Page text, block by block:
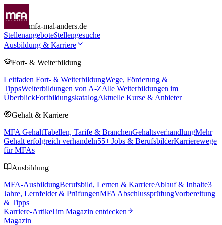
mfa-mal-anders.de
StellenangeboteStellengesuche
Ausbildung & Karriere
Fort- & Weiterbildung
Leitfaden Fort- & WeiterbildungWege, Förderung &
TippsWeiterbildungen von A-ZAlle Weiterbildungen im
ÜberblickFortbildungskatalogAktuelle Kurse & Anbieter
Gehalt & Karriere
MFA GehaltTabellen, Tarife & BranchenGehaltsverhandlungMehr
Gehalt erfolgreich verhandeln55+ Jobs & BerufsbilderKarrierewege
für MFAs
Ausbildung
MFA-AusbildungBerufsbild, Lernen & KarriereAblauf & Inhalte3
Jahre, Lernfelder & PrüfungenMFA AbschlussprüfungVorbereitung
& Tipps
Karriere-Artikel im Magazin entdecken
Magazin